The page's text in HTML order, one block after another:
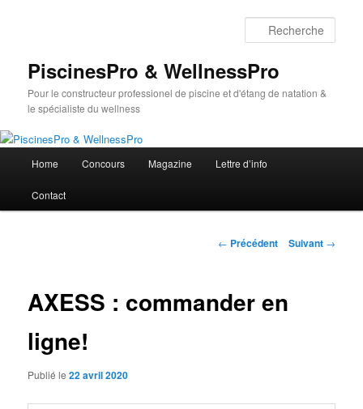
PiscinesPro & WellnessPro
Pour le constructeur professionel de piscine et d'étang de natation &
le spécialiste du wellness
principal
Home Concours Magazine Lettre d’info
Contact
Navigation
← Précédent Suivant →
AXESS : commander en
ligne!
Publié le22 avril 2020